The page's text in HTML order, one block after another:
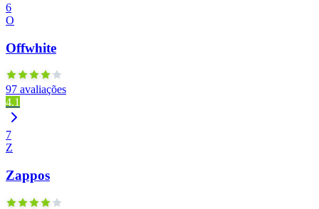
6
O
Offwhite
97 avaliações
4.1
7
Z
Zappos